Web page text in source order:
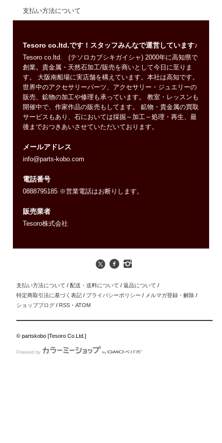
支払い方法について
Tesoro co.ltd.です！スタッフみんなで運営しています♪
Tesoro co.ltd. (テソロカブシキガイシャ) 2000年に高知県で
創業。貴金属・天然石加工/販売を商いとして今日に至りま
す。 大阪南船場に実店舗を構えています。本社は高知です。
世界中のアクセサリーパーツ、アクセサリー・ジュエリーの
販売、鉱物の加工や修理も承っています。 教室・レッスンも
開催中で、作家作品の販売もしてます。 鉱物・貴金属の買取
サービスもあり、石においては採掘～加工～処理・再生、最
後までおつきあいさせていただいております。
メールアドレス
info@parts-kobo.com
電話番号
0888795185 ※営業電話はお断りします。
販売業者
Tesoro株式会社
支払い方法について / 配送・送料について / 返品について /
特定商取引法に基づく表記 / プライバシーポリシー / メルマガ登録・解除 /
ショップブログ / RSS ・ATOM
© partskobo [Tesoro Co.Ltd.]
Powered by